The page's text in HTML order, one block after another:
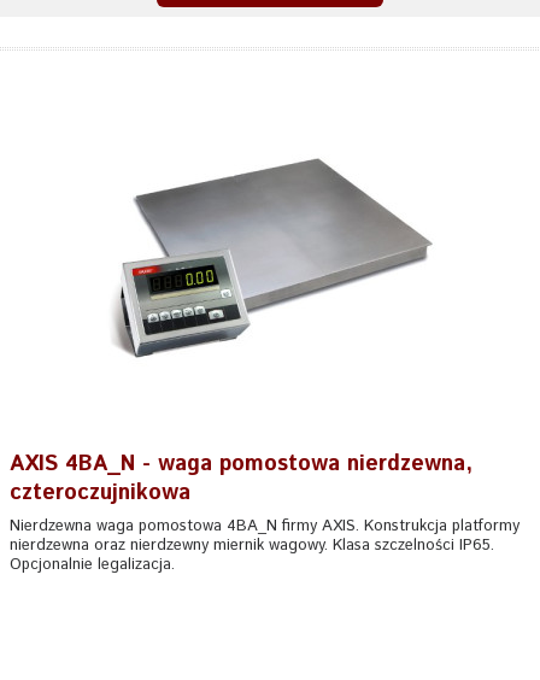
AXIS 4BA_N - waga pomostowa nierdzewna,
czteroczujnikowa
Nierdzewna waga pomostowa 4BA_N firmy AXIS. Konstrukcja platformy
nierdzewna oraz nierdzewny miernik wagowy. Klasa szczelności IP65.
Opcjonalnie legalizacja.